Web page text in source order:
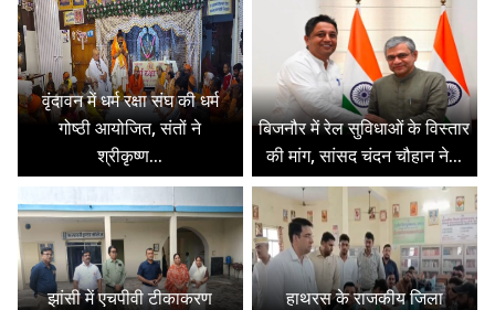
वृंदावन में धर्म रक्षा संघ की धर्म
गोष्ठी आयोजित, संतों ने
श्रीकृष्ण...
बिजनौर में रेल सुविधाओं के विस्तार
की मांग, सांसद चंदन चौहान ने...
झांसी में एचपीवी टीकाकरण
हाथरस के राजकीय जिला